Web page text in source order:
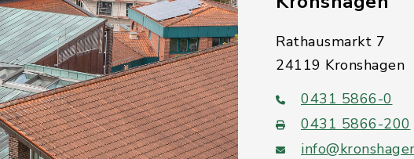
Rathausmarkt 7
24119 Kronshagen
0431 5866-0
0431 5866-200